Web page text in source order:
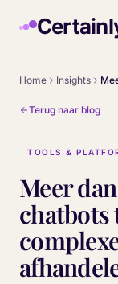
Home Insights
Terug naar blog
TOOLS &
Meer
chatbots